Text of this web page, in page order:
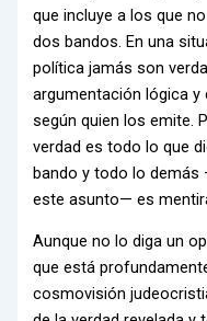
que incluye a los que
dos bandos. En una
política jamás son
argumentación lógica
según quien los emite.
verdad es todo lo que
bando y todo lo demás
este asunto— es
Aunque no lo diga un
que está
cosmovisión